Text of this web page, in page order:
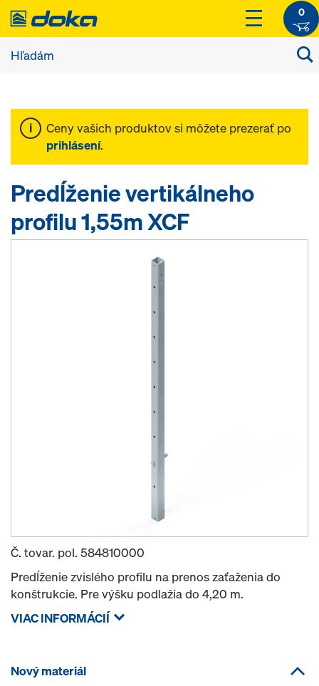
0
Ceny vašich produktov si môžete prezerať po
prihlásení.
Predĺženie vertikálneho
profilu 1,55m XCF
Č. tovar. pol. 584810000
Predĺženie zvislého profilu na prenos zaťaženia do
konštrukcie. Pre výšku podlažia do 4,20 m.
VIAC INFORMÁCIÍ
Nový materiál